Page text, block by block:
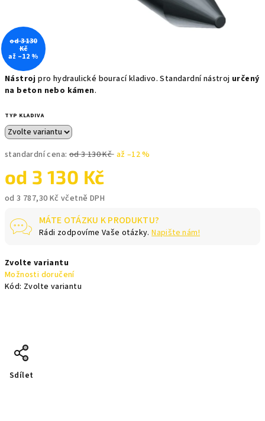
Nástroj pro hydraulické bourací kladivo. Standardní nástroj určený
na beton nebo kámen.
TYP KLADIVA
standardní cena: od 3 130 Kč až –12 %
od 3 130 Kč
od3 787,30 Kč včetně DPH
cena:
MÁTE OTÁZKU K PRODUKTU?
Rádi zodpovíme Vaše otázky.Napište nám!
Zvolte variantu
Možnosti doručení
Kód: Zvolte variantu
Sdílet
od 3 130
Kč
až –12 %